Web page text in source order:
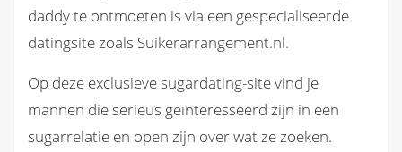
daddy te ontmoeten is via een gespecialiseerde
datingsite zoals Suikerarrangement.nl.
Op deze exclusieve sugardating-site vind je
mannen die serieus geïnteresseerd zijn in een
sugarrelatie en open zijn over wat ze zoeken.